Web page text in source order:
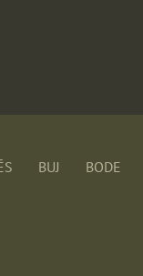
BUJ BODE